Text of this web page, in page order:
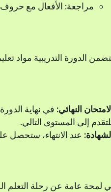
مراجعة: الأفعال مع حروف
الدورة التدريبية مواد
النهائي:
إلى المستوى التالي.
عند الانتهاء، ستحصل
لمحة عامة عن رحلة التعلم